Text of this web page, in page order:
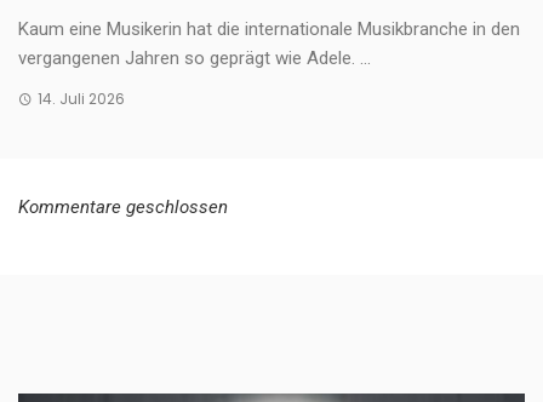
Kaum eine Musikerin hat die internationale Musikbranche in den
vergangenen Jahren so geprägt wie Adele. ...
14. Juli 2026
Kommentare geschlossen